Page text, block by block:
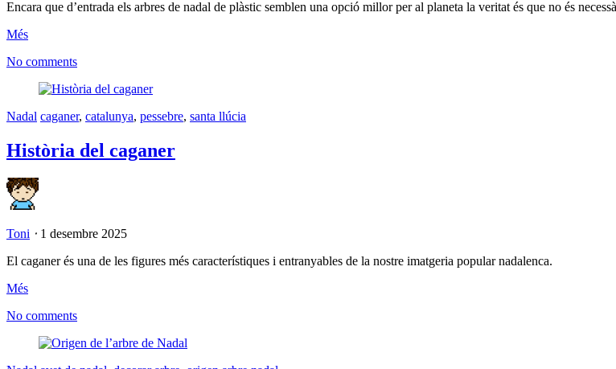
Encara que d’entrada els arbres de nadal de plàstic semblen una opció millor per al planeta la veritat és que no és
Més
No comments
Nadal caganer, catalunya, pessebre, santa llúcia
Història del caganer
Toni ⋅ 1 desembre 2025
El caganer és una de les figures més característiques i entranyables de la nostre imatgeria popular nadalenca.
Més
No comments